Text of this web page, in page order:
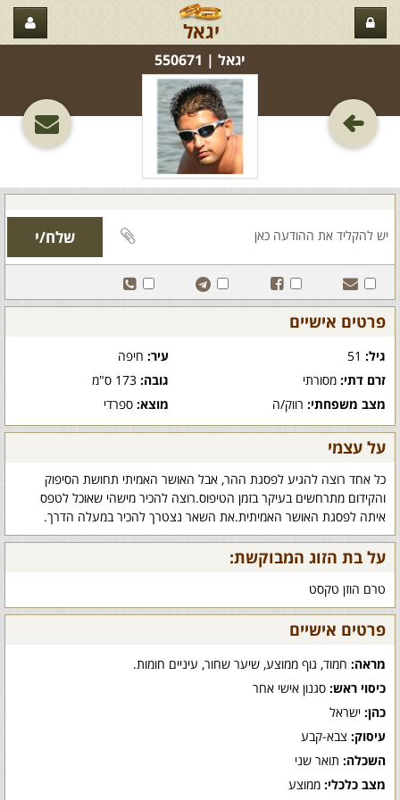
יגאל
יגאל‏ | 550671
פרטים אישיים
גיל: עיר:חיפה
זרם דתי: מסורתי גובה:173 ס"מ
מצב משפחתי: רווק/ה מוצא:ספרדי
על עצמי
כל אחד רוצה להגיע לפסגת ההר, אבל האושר האמיתי תחושת הסיפוק
והקידום מתרחשים בעיקר בזמן הטיפוס.רוצה להכיר מישהי שאוכל לטפס
איתה לפסגת האושר האמיתית.את השאר נצטרך להכיר במעלה הדרך.
על בת הזוג המבוקשת:
טרם הוזן טקסט
פרטים אישיים
מראה: חמוד, גוף ממוצע, שיער שחור, עיניים חומות.
כיסוי ראש: סגנון אישי אחר
כהן: ישראל
עיסוק: צבא-קבע
השכלה: תואר שני
מצב כלכלי: ממוצע